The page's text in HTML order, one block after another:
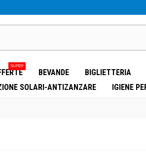
SUPER
BEVANDE BIGLIETTERIA
SOLARI-ANTIZANZARE IGIENE